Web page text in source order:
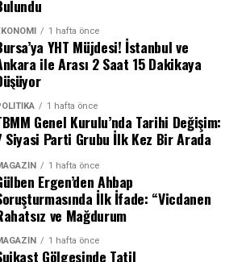
bağışlar arasında dikkat çeken
şöyle:
yapanlar: Ajda
Arduç, Ebru Şahin, Tarkan
Hitt Müzik, Sibel Can
ve iş insanı Nevzat
ve miktarları:
bin 650 lira
1 hafta önce
YHT Müjdesi! İstanbul ve
ile Arası 2 Saat 15 Dakikaya
1 hafta önce
Genel Kurulu’nda Tarihi Değişim:
Siyasi Parti Grubu İlk Kez Bir Arada
1 hafta önce
Ergen’den Ahbap
İlk İfade: “Vicdanen
ve Mağdurum
1 hafta önce
Gölgesinde Tatil